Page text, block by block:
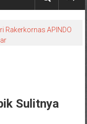
Rakerkornas APINDO
Sulitnya